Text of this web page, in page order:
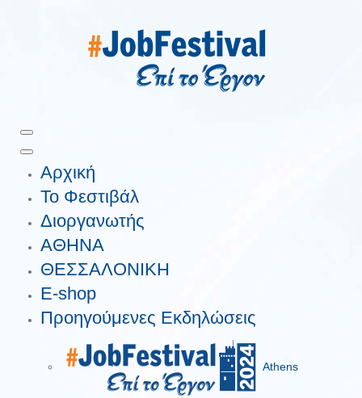
Αρχική
Το Φεστιβάλ
Διοργανωτής
ΑΘΗΝΑ
ΘΕΣΣΑΛΟΝΙΚΗ
E-shop
Προηγούμενες Εκδηλώσεις
Athens